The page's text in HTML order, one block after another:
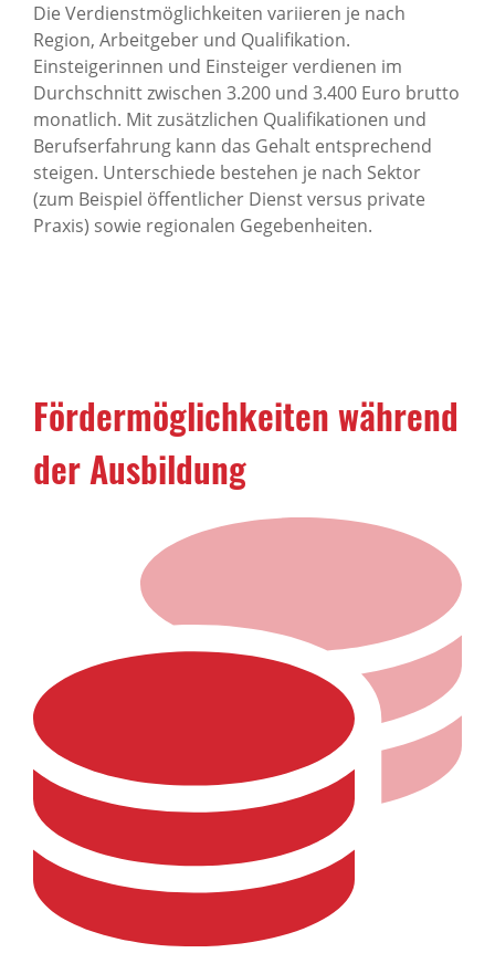
Die Verdienstmöglichkeiten variieren je nach
Region, Arbeitgeber und Qualifikation.
Einsteigerinnen und Einsteiger verdienen im
Durchschnitt zwischen 3.200 und 3.400 Euro brutto
monatlich. Mit zusätzlichen Qualifikationen und
Berufserfahrung kann das Gehalt entsprechend
steigen. Unterschiede bestehen je nach Sektor
(zum Beispiel öffentlicher Dienst versus private
Praxis) sowie regionalen Gegebenheiten.
Fördermöglichkeiten während
der Ausbildung